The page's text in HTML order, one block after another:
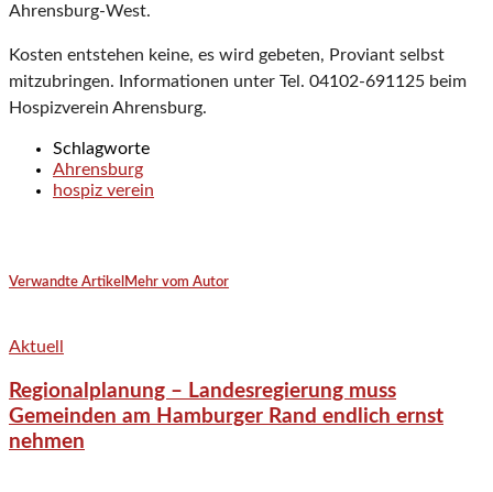
Ahrensburg-West.
Kosten entstehen keine, es wird gebeten, Proviant selbst
mitzubringen. Informationen unter Tel. 04102-691125 beim
Hospizverein Ahrensburg.
Schlagworte
Ahrensburg
hospiz verein
Verwandte Artikel Mehr vom Autor
Aktuell
Regionalplanung – Landesregierung muss
Gemeinden am Hamburger Rand endlich ernst
nehmen